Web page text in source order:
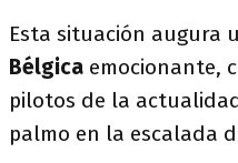
Esta situación augura
Bélgica emocionante,
pilotos de la
palmo en la escalada